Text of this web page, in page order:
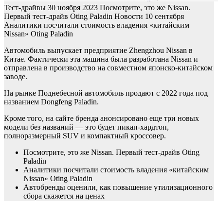
Тест-драйвы 30 ноября 2023 Посмотрите, это же Nissan.
Первый тест-драйв Oting Paladin Новости 10 сентября
Аналитики посчитали стоимость владения «китайским
Nissan» Oting Paladin
Автомобиль выпускает предприятие Zhengzhou Nissan в
Китае. Фактически эта машина была разработана Nissan и
отправлена в производство на совместном японско-китайском
заводе.
На рынке Поднебесной автомобиль продают с 2022 года под
названием Dongfeng Paladin.
Кроме того, на сайте бренда анонсировано еще три новых
модели без названий — это будет пикап-хардтоп,
полноразмерный SUV и компактный кроссовер.
Посмотрите, это же Nissan. Первый тест-драйв Oting
Paladin
Аналитики посчитали стоимость владения «китайским
Nissan» Oting Paladin
Автобренды оценили, как повышение утилизационного
сбора скажется на ценах